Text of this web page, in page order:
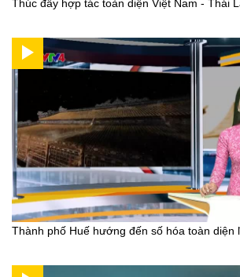
Thúc đẩy hợp tác toàn diện Việt Nam - Thái
Thành phố Huế hướng đến số hóa toàn diện